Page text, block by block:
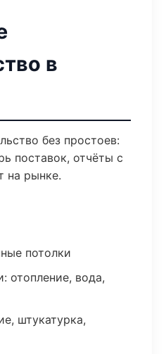
в
без простоев:
поставок, отчёты с
на рынке.
потолки
отопление, вода,
штукатурка,